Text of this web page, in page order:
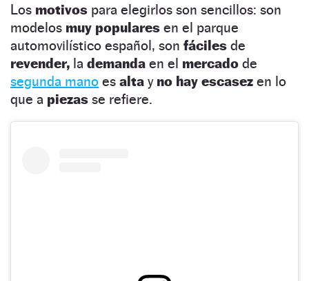
Los motivos para elegirlos son sencillos: son
modelos muy populares en el parque
automovilístico español, son fáciles de
revender, la demanda en el mercado de
segunda mano es alta y no hay escasez en lo
que a piezas se refiere.